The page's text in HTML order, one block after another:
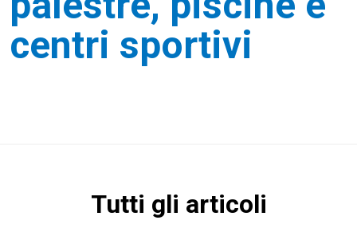
centri sportivi
Tutti gli articoli